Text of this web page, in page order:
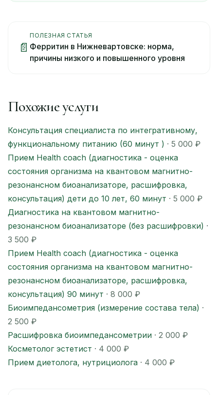
📄
ПОЛЕЗНАЯ СТАТЬЯ
Ферритин в Нижневартовске: норма,
причины низкого и повышенного уровня
Похожие услуги
Консультация специалиста по интегративному,
функциональному питанию (60 минут ) · 5 000 ₽
Прием Health coach (диагностика - оценка
состояния организма на квантовом магнитно-
резонансном биоанализаторе, расшифровка,
консультация) дети до 10 лет, 60 минут · 5 000 ₽
Диагностика на квантовом магнитно-
резонансном биоанализаторе (без расшифровки) ·
3 500 ₽
Прием Health coach (диагностика - оценка
состояния организма на квантовом магнитно-
резонансном биоанализаторе, расшифровка,
консультация) 90 минут · 8 000 ₽
Биоимпедансометрия (измерение состава тела) ·
2 500 ₽
Расшифровка биоимпедансометрии · 2 000 ₽
Косметолог эстетист · 4 000 ₽
Прием диетолога, нутрициолога · 4 000 ₽